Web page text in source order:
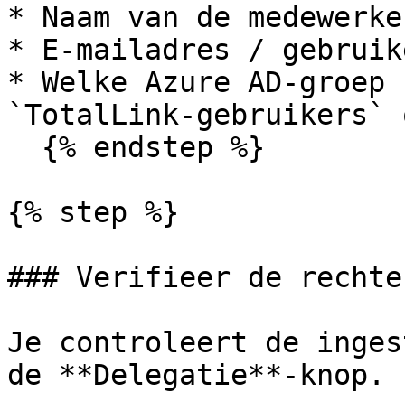
* Naam van de
* E-mailadres /
* Welke Azure AD-
`TotalLink-
{% step %}
### Verifieer de
Je controleert de
de **Delegatie**-knop.